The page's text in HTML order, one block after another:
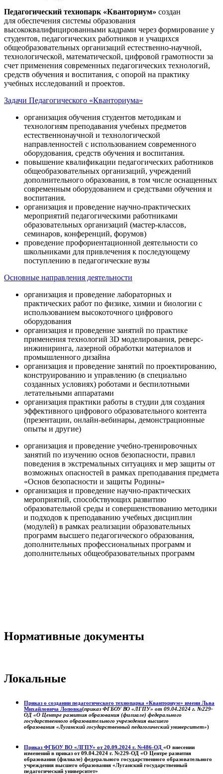
Педагогический технопарк «Кванториум» создан
для обеспечения системы образования
высококвалифицированными кадрами через формирование у
студентов, педагогических работников и учащихся
общеобразовательных организаций естественно-научной,
технологической, математической, цифровой грамотности за
счет применения современных педагогических технологий,
средств обучения и воспитания, с опорой на практику
учебных исследований и проектов.
Задачи Педагогического «Кванториума»
организация обучения студентов методикам и
технологиям преподавания учебных предметов
естественнонаучной и технологической
направленностей с использованием современного
оборудования, средств обучения и воспитания.
повышение квалификации педагогических работников
общеобразовательных организаций, учреждений
дополнительного образования, в том числе оснащенных
современным оборудованием и средствами обучения и
воспитания.
организация и проведение научно-практических
мероприятий педагогическими работниками
образовательных организаций (мастер-классов,
семинаров, конференций, форумов)
проведение профориентационной деятельности со
школьниками для привлечения к последующему
поступлению в педагогические вузы
Основные направления деятельности
организация и проведение лабораторных и
практических работ по физике, химии и биологии с
использованием высокоточного цифрового
оборудования
организация и проведение занятий по практике
применения технологий 3D моделирования, реверс-
инжиниринга, лазерной обработки материалов и
промышленного дизайна
организация и проведение занятий по проектированию,
конструированию и управлению (в специально
созданных условиях) роботами и беспилотными
летательными аппаратами
организация практики работы в студии для создания
эффективного цифрового образовательного контента
(презентации, онлайн-вебинары, демонстрационные
опыты и другие)
организация и проведение учебно-тренировочных
занятий по изучению основ безопасности, правил
поведения в экстремальных ситуациях и мер защиты от
возможных опасностей в рамках преподавания предмета
«Основ безопасности и защиты Родины»
организация и проведение научно-практических
мероприятий, способствующих развитию
образовательной среды и совершенствованию методики
и подходов к преподаванию учебных дисциплин
(модулей) в рамках реализации образовательных
программ высшего педагогического образования,
дополнительных профессиональных программ и
дополнительных общеобразовательных программ
Нормативные документы
Локальные
Приказ о создании педагогического технопарка «Кванториум» имени Льва
Михайловича Лоповка(приказ ФГБОУ ВО «ЛГПУ» от 09.04.2024 г. №229-
ОД «О Центре развития образования (филиале) федерального
государственного образовательного учреждения высшего
образования «Луганский государственный педагогический университет»)
Приказ ФГБОУ ВО «ЛГПУ» от 20.09.2024 г. №486-ОД «О внесении
изменений в приказ от 09.04.2024 г. №229-ОД «О Центре развития
образования (филиале) федерального государственного образовательного
учреждения высшего образования «Луганский государственный
педагогический университет»